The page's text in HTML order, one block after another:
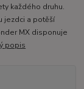
každého druhu.
jezdci a potěší
MX disponuje
popis